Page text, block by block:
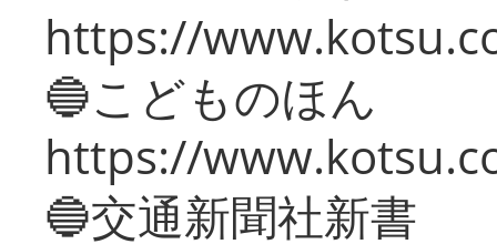
https://
🔵こどものほん
https://
🔵交通新聞社新書